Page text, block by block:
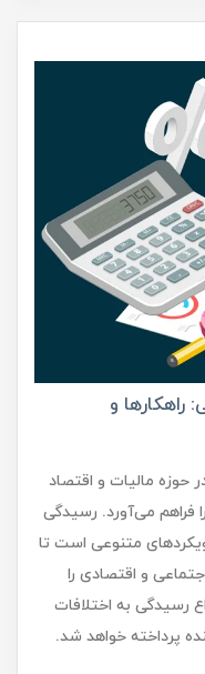
راهکارها و
حوزه مالیات و اقتصاد
فراهم می‌آورد. رسیدگی
متنوعی است تا
و اقتصادی را
رسیدگی به اختلافات
پرداخته خواهد شد.